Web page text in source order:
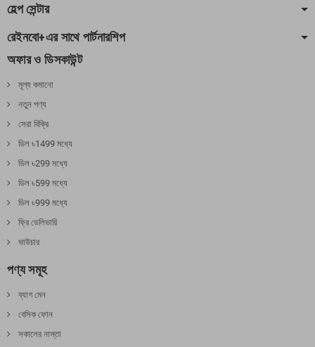
হেল্প সেন্টার
রেইনবো+এর সাথে পার্টনারশিপ
অফার ও ডিসকাউন্ট
মূল্য কমানো
নতুন পণ্য
সেরা বিক্রি
ডিল ৳1499 মধ্যে
ডিল ৳299 মধ্যে
ডিল ৳599 মধ্যে
ডিল ৳999 মধ্যে
ফ্রি ডেলিভারি
ভাউচার
পণ্য সমূহ
ব্যাগ মেন
বেসিক ফোন
সকালের নাস্তা